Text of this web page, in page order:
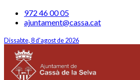
972 46 00 05
ajuntament@cassa.cat
Dissabte, 8 d'agost de 2026